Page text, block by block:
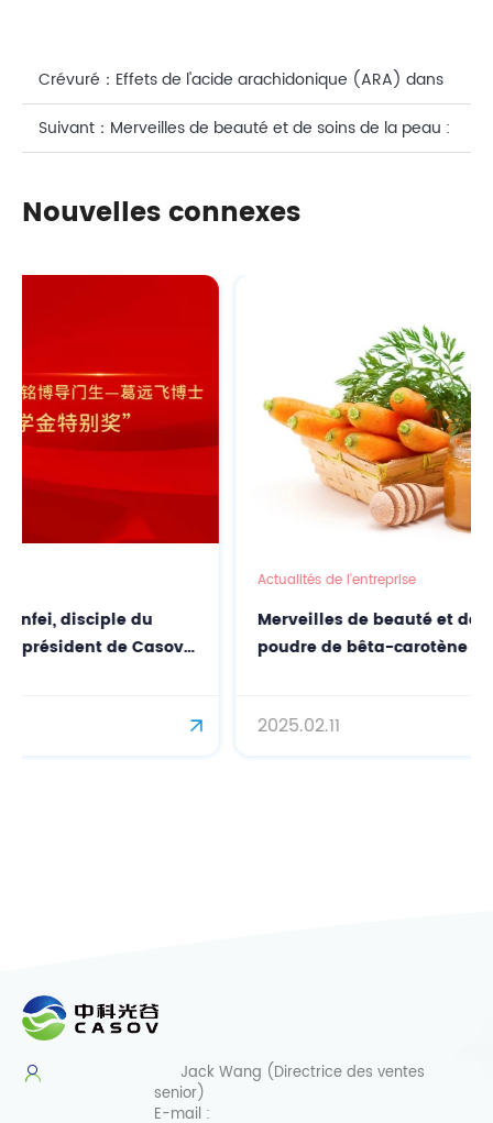
Crévuré： Effets de l'acide arachidonique (ARA) dans
le soulagement de l'inflammation cutanée
Suivant： Merveilles de beauté et de soins de la peau :
Nouvelles connexes
Merveilles de beauté et de soins de la peau :
poudre de bêta-carotène naturelle
Jack Wang (Directrice des ventes
senior)
E-mail :